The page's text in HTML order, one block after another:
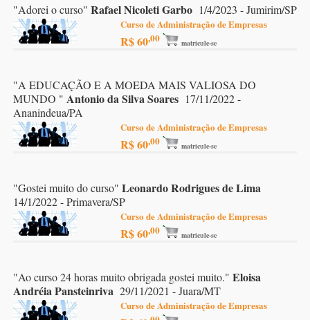
"Adorei o curso" Rafael Nicoleti Garbo 1/4/2023 - Jumirim/SP
Curso de Administração de Empresas
R$ 60,00 matricule-se
"A EDUCAÇÃO E A MOEDA MAIS VALIOSA DO
MUNDO " Antonio da Silva Soares 17/11/2022 -
Ananindeua/PA
Curso de Administração de Empresas
R$ 60,00 matricule-se
"Gostei muito do curso" Leonardo Rodrigues de Lima
14/1/2022 - Primavera/SP
Curso de Administração de Empresas
R$ 60,00 matricule-se
"Ao curso 24 horas muito obrigada gostei muito." Eloisa
Andréia Pansteinriva 29/11/2021 - Juara/MT
Curso de Administração de Empresas